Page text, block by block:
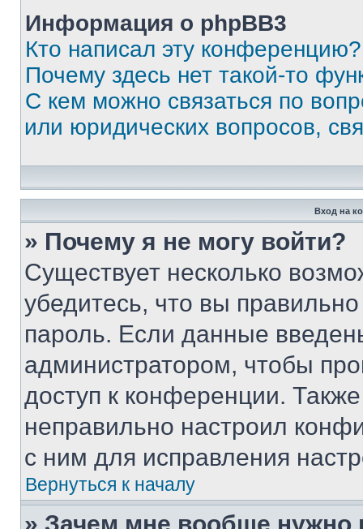
Информация о phpBB3
Кто написал эту конференцию?
Почему здесь нет такой-то
С кем можно связаться по
или юридических вопросов,
Вход на
» Почему я не могу войти?
Существует несколько
убедитесь, что вы
пароль. Если данные
администратором, чтобы
доступ к конференции.
неправильно настроил
с ним для исправления
Вернуться к началу